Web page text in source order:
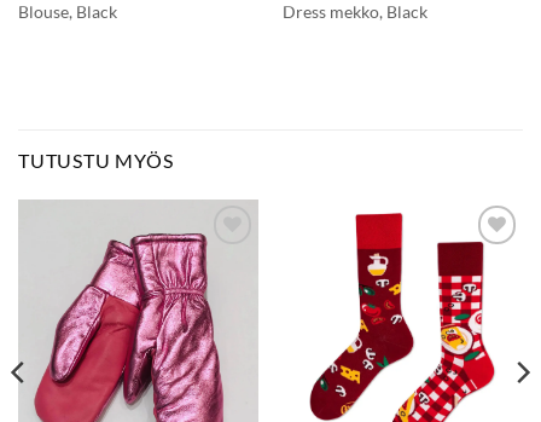
Blouse, Black
Dress mekko, Black
TUTUSTU MYÖS
LISÄÄ
SUOSIKKEIHIN
LISÄÄ
SUOSIKKEIHIN